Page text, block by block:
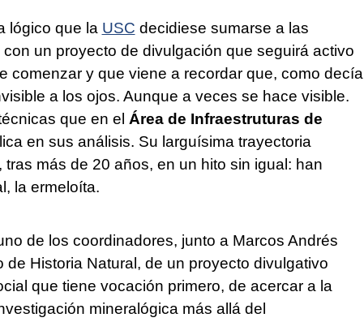
lógico que la USC decidiese sumarse a las
un proyecto de divulgación que seguirá activo
comenzar y que viene a recordar que, como decía
a los ojos. Aunque a veces se hace visible.
que en el Área de Infraestruturas de
en sus análisis. Su larguísima trayectoria
más de 20 años, en un hito sin igual: han
la ermeloíta.
de los coordinadores, junto a Marcos Andrés
de Historia Natural, de un proyecto divulgativo
que tiene vocación primero, de acercar a la
mineralógica más allá del